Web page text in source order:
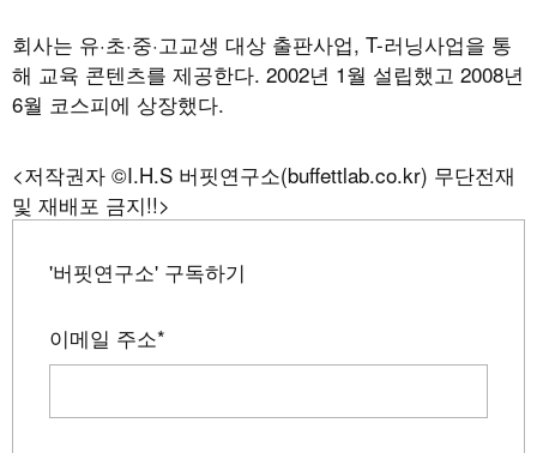
회사는 유·초·중·고교생 대상 출판사업, T-러닝사업을 통
해 교육 콘텐츠를 제공한다. 2002년 1월 설립했고 2008년
6월 코스피에 상장했다.
<저작권자 ©I.H.S 버핏연구소(buffettlab.co.kr) 무단전재
및 재배포 금지!!>
'버핏연구소' 구독하기
이메일 주소*